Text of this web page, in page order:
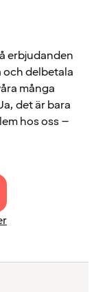
erbjudanden
och delbetala
många
det är bara
hos oss –